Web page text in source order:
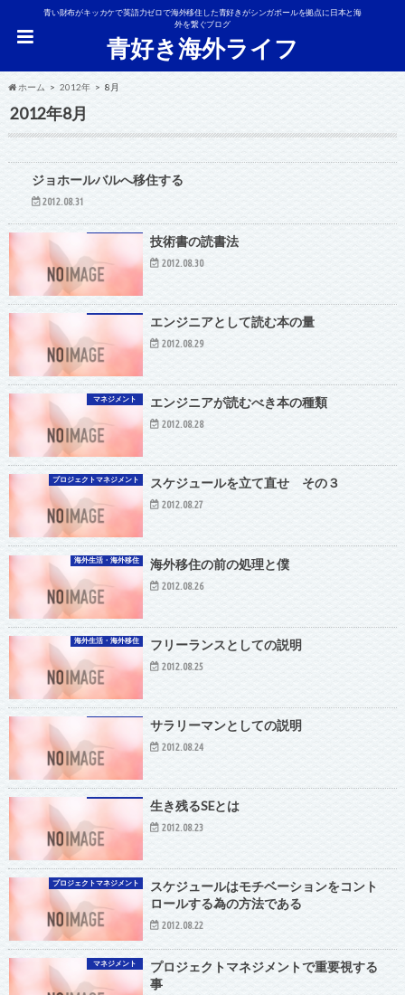
青い財布がキッカケで英語力ゼロで海外移住した青好きがシンガポールを拠点に日本と海
外を繋ぐブログ
青好き海外ライフ
ホーム 2012年 8月
2012年8月
マネジメント
ジョホールバルへ移住する
2012.08.31
技術書の読書法
2012.08.30
エンジニアとして読む本の量
2012.08.29
マネジメント エンジニアが読むべき本の種類
2012.08.28
プロジェクトマネジメント スケジュールを立て直せ その３
2012.08.27
海外生活・海外移住 海外移住の前の処理と僕
2012.08.26
海外生活・海外移住 フリーランスとしての説明
2012.08.25
サラリーマンとしての説明
2012.08.24
生き残るSEとは
2012.08.23
プロジェクトマネジメント
スケジュールはモチベーションをコント
ロールする為の方法である
2012.08.22
マネジメント
プロジェクトマネジメントで重要視する
事